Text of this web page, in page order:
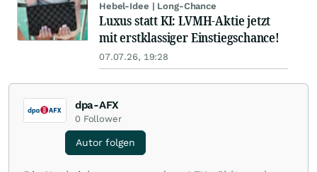
Hebel-Idee | Long-Chance
Luxus statt KI: LVMH-Aktie jetzt
mit erstklassiger Einstiegschance!
07.07.26, 19:28
dpa-AFX
0 Follower
Autor folgen